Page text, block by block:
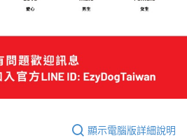
顯示電腦版詳細說明